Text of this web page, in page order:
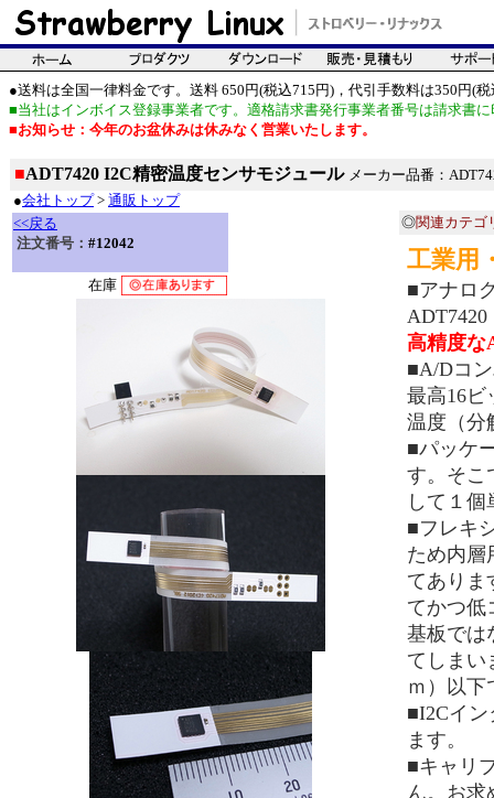
●送料は全国一律料金です。送料 650円(税込715円)，代引手数料は350円(税
■当社はインボイス登録事業者です。適格請求書発行事業者番号は請求書
■お知らせ：今年のお盆休みは休みなく営業いたします。
■ADT7420 I2C精密温度センサモジュール メーカー品番：
●会社トップ> 通販トップ
<<戻る
注文番号： #12042
在庫
◎関連カテゴ
工業用
■アナロ
高精度な
■A/Dコ
最高16ビ
温度（分
■パッケ
す。そこ
して１
■フレキ
ため内層
てありま
てかつ低
基板では
てしまい
ｍ）以下
■I2Cイ
ます。
■キャリ
ん。お求